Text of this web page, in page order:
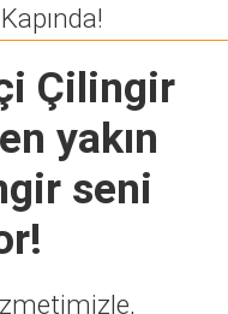
Çilingir
yakın
seni